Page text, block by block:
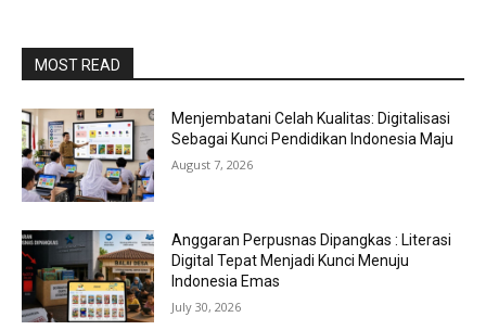
MOST READ
Menjembatani Celah Kualitas: Digitalisasi
Sebagai Kunci Pendidikan Indonesia Maju
August 7, 2026
Anggaran Perpusnas Dipangkas : Literasi
Digital Tepat Menjadi Kunci Menuju
Indonesia Emas
July 30, 2026